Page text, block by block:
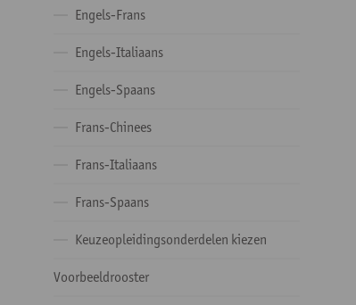
Engels-Frans
Engels-Italiaans
Engels-Spaans
Frans-Chinees
Frans-Italiaans
Frans-Spaans
Keuzeopleidingsonderdelen kiezen
Voorbeeldrooster